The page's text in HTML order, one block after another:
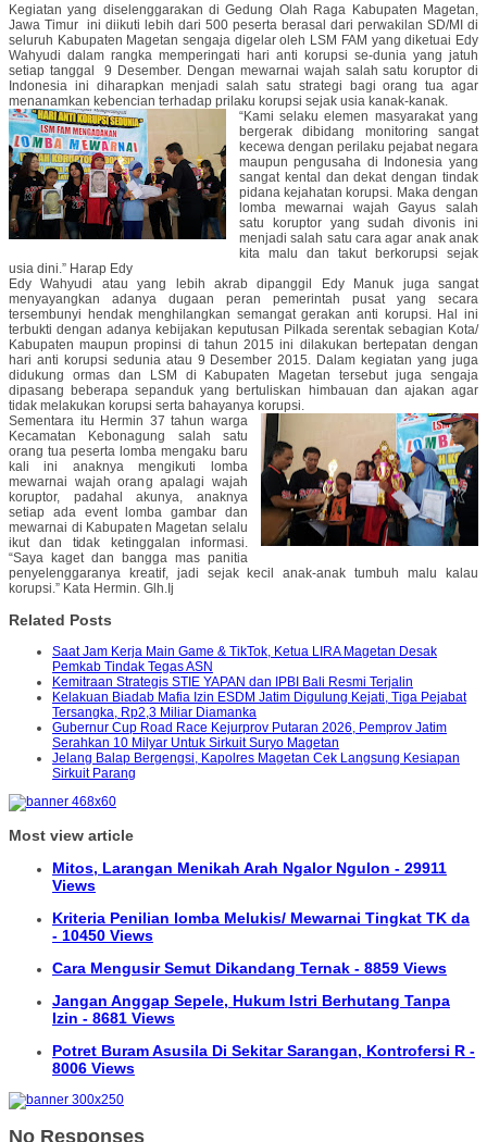
Kegiatan yang diselenggarakan di Gedung Olah Raga Kabupaten Magetan,
Jawa Timur ini diikuti lebih dari 500 peserta berasal dari perwakilan SD/MI di
seluruh Kabupaten Magetan sengaja digelar oleh LSM FAM yang diketuai Edy
Wahyudi dalam rangka memperingati hari anti korupsi se-dunia yang jatuh
setiap tanggal 9 Desember. Dengan mewarnai wajah salah satu koruptor di
Indonesia ini diharapkan menjadi salah satu strategi bagi orang tua agar
menanamkan kebencian terhadap prilaku korupsi sejak usia kanak-kanak.
“Kami selaku elemen masyarakat yang
bergerak dibidang monitoring sangat
kecewa dengan perilaku pejabat negara
maupun pengusaha di Indonesia yang
sangat kental dan dekat dengan tindak
pidana kejahatan korupsi. Maka dengan
lomba mewarnai wajah Gayus salah
satu koruptor yang sudah divonis ini
menjadi salah satu cara agar anak anak
kita malu dan takut berkorupsi sejak
usia dini.” Harap Edy
Edy Wahyudi atau yang lebih akrab dipanggil Edy Manuk juga sangat
menyayangkan adanya dugaan peran pemerintah pusat yang secara
tersembunyi hendak menghilangkan semangat gerakan anti korupsi. Hal ini
terbukti dengan adanya kebijakan keputusan Pilkada serentak sebagian Kota/
Kabupaten maupun propinsi di tahun 2015 ini dilakukan bertepatan dengan
hari anti korupsi sedunia atau 9 Desember 2015. Dalam kegiatan yang juga
didukung ormas dan LSM di Kabupaten Magetan tersebut juga sengaja
dipasang beberapa sepanduk yang bertuliskan himbauan dan ajakan agar
tidak melakukan korupsi serta bahayanya korupsi.
Sementara itu Hermin 37 tahun warga
Kecamatan Kebonagung salah satu
orang tua peserta lomba mengaku baru
kali ini anaknya mengikuti lomba
mewarnai wajah orang apalagi wajah
koruptor, padahal akunya, anaknya
setiap ada event lomba gambar dan
mewarnai di Kabupaten Magetan selalu
ikut dan tidak ketinggalan informasi.
“Saya kaget dan bangga mas panitia
penyelenggaranya kreatif, jadi sejak kecil anak-anak tumbuh malu kalau
korupsi.” Kata Hermin. Glh.Ij
Related Posts
Saat Jam Kerja Main Game & TikTok, Ketua LIRA Magetan Desak
Pemkab Tindak Tegas ASN
Kemitraan Strategis STIE YAPAN dan IPBI Bali Resmi Terjalin
Kelakuan Biadab Mafia Izin ESDM Jatim Digulung Kejati, Tiga Pejabat
Tersangka, Rp2,3 Miliar Diamanka
Gubernur Cup Road Race Kejurprov Putaran 2026, Pemprov Jatim
Serahkan 10 Milyar Untuk Sirkuit Suryo Magetan
Jelang Balap Bergengsi, Kapolres Magetan Cek Langsung Kesiapan
Sirkuit Parang
Most view article
Mitos, Larangan Menikah Arah Ngalor Ngulon - 29911
Views
Kriteria Penilian lomba Melukis/ Mewarnai Tingkat TK da
- 10450 Views
Cara Mengusir Semut Dikandang Ternak - 8859 Views
Jangan Anggap Sepele, Hukum Istri Berhutang Tanpa
Izin - 8681 Views
Potret Buram Asusila Di Sekitar Sarangan, Kontrofersi R -
8006 Views
No Responses